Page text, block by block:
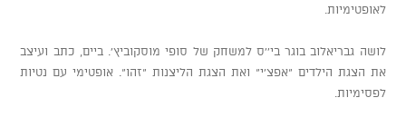
לאופטימיות.
לושה גבריאלוב בוגר בי''ס למשחק של סופי מוסקוביץ'. ביים, כתב ועיצב
את הצגת הילדים "אפצ'י" ואת הצגת הליצנות "זהו". אופטימי עם נטיות
לפסימיות.